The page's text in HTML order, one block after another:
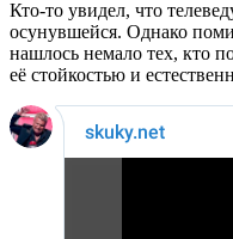
Кто-то увидел, что
осунувшейся. Однако
нашлось немало тех, кто
её стойкостью и